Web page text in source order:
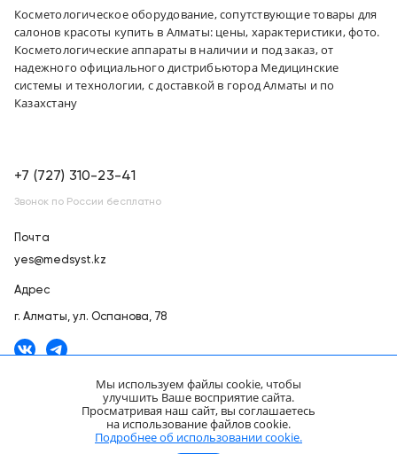
Косметологическое оборудование, сопутствующие товары для
салонов красоты купить в Алматы: цены, характеристики, фото.
Косметологические аппараты в наличии и под заказ, от
надежного официального дистрибьютора Медицинские
системы и технологии, с доставкой в город Алматы и по
Казахстану
+7 (727) 310-23-41
Звонок по России бесплатно
Почта
yes@medsyst.kz
Адрес
г. Алматы, ул. Оспанова, 78
ООО «Медицинские Системы и Технологии» © 2007 - 2026.
Сайт носит информационный характер и не является публичной
Мы используем файлы cookie, чтобы
улучшить Ваше восприятие сайта.
Просматривая наш сайт, вы соглашаетесь
на использование файлов cookie.
Подробнее об использовании cookie.